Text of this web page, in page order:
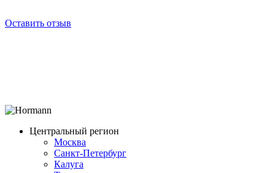
Оставить отзыв
Центральный регион
Москва
Санкт-Петербург
Калуга